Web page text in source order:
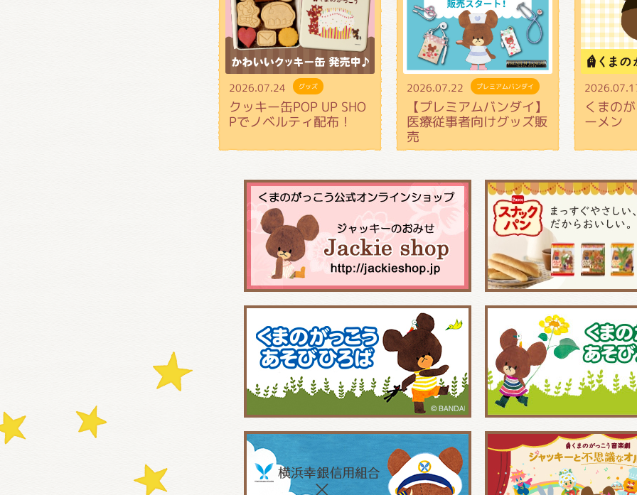
2026.07.24 グッズ
クッキー缶POP UP SHO
Pでノベルティ配布！
2026.07.22 プレミアムバンダイ
【プレミアムバンダイ】
医療従事者向けグッズ販
売
くまの
ーメン